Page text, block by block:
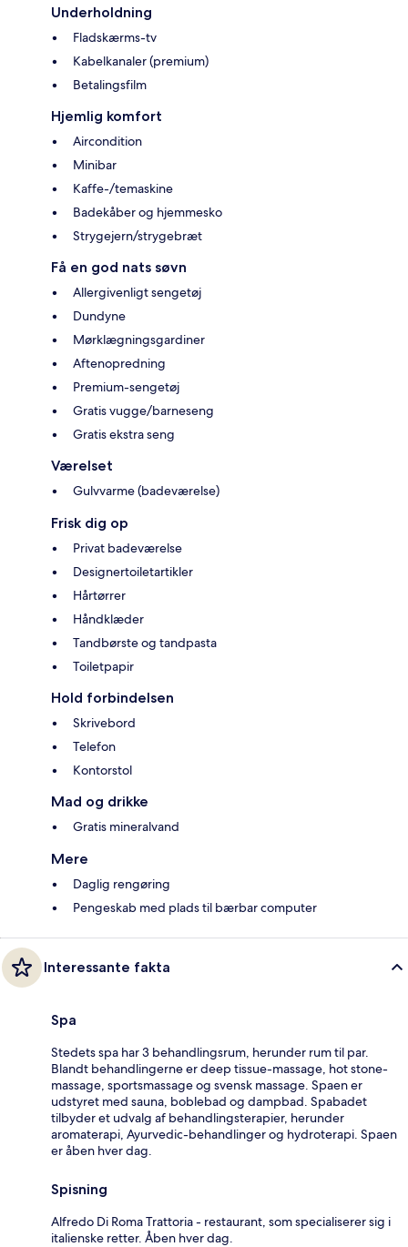
Underholdning
Fladskærms-tv
Kabelkanaler (premium)
Betalingsfilm
Hjemlig komfort
Aircondition
Minibar
Kaffe-/temaskine
Badekåber og hjemmesko
Strygejern/strygebræt
Få en god nats søvn
Allergivenligt sengetøj
Dundyne
Mørklægningsgardiner
Aftenopredning
Premium-sengetøj
Gratis vugge/barneseng
Gratis ekstra seng
Værelset
Gulvvarme (badeværelse)
Frisk dig op
Privat badeværelse
Designertoiletartikler
Hårtørrer
Håndklæder
Tandbørste og tandpasta
Toiletpapir
Hold forbindelsen
Skrivebord
Telefon
Kontorstol
Mad og drikke
Gratis mineralvand
Mere
Daglig rengøring
Pengeskab med plads til bærbar computer
Interessante fakta
Spa
Stedets spa har 3 behandlingsrum, herunder rum til par.
Blandt behandlingerne er deep tissue-massage, hot stone-
massage, sportsmassage og svensk massage. Spaen er
udstyret med sauna, boblebad og dampbad. Spabadet
tilbyder et udvalg af behandlingsterapier, herunder
aromaterapi, Ayurvedic-behandlinger og hydroterapi. Spaen
er åben hver dag.
Spisning
Alfredo Di Roma Trattoria - restaurant, som specialiserer sig i
italienske retter. Åben hver dag.